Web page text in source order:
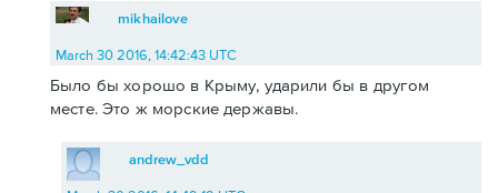
mikhailove
March 30 2016, 14:42:43 UTC
Было бы хорошо в Крыму, ударили бы в другом
месте. Это ж морские державы.
andrew_vdd